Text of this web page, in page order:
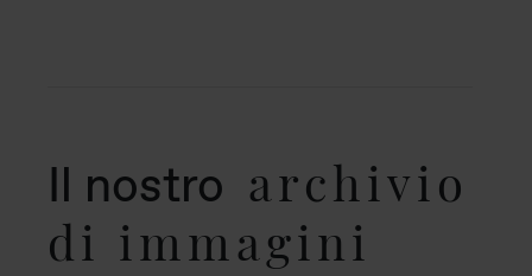
Il nostro archivio
di immagini